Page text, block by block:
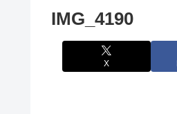
IMG_4190
X